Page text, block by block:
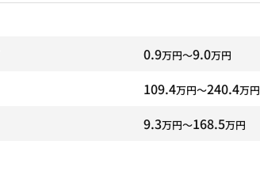
0.9万円〜9.0万円
109.4万円〜240.4万円
9.3万円〜168.5万円